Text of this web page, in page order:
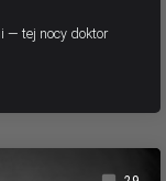
— tej nocy doktor